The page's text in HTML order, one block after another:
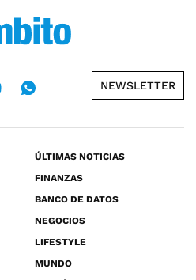
NEWSLETTER
ÚLTIMAS NOTICIAS
FINANZAS
BANCO DE DATOS
NEGOCIOS
LIFESTYLE
MUNDO